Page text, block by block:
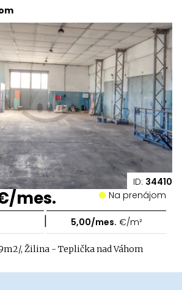
ID: 34410
mes. Na prenájom
| 5,00/mes. €/m²
, Žilina - Teplička nad Váhom